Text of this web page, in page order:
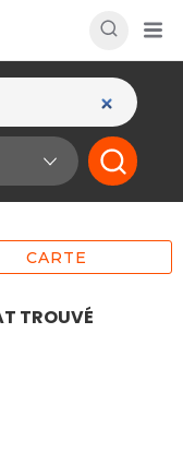
/ Rabais /
CARTE
TROUVÉ